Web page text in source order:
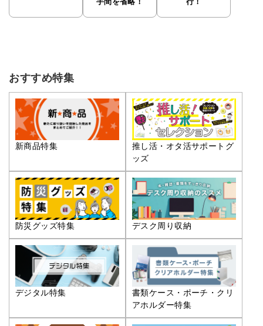
手間を省略！ 行！
おすすめ特集
新商品特集
推し活・オタ活サポートグ
ッズ
防災グッズ特集 デスク周り収納
デジタル特集
書類ケース・ポーチ・クリ
アホルダー特集